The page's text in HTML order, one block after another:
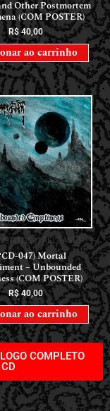
Other Postmortem
(COM POSTER)
R$40,00
ao carrinho
// RELEASES
047) Mortal
– Unbounded
(COM POSTER)
R$40,00
ao carrinho
COMPLETO